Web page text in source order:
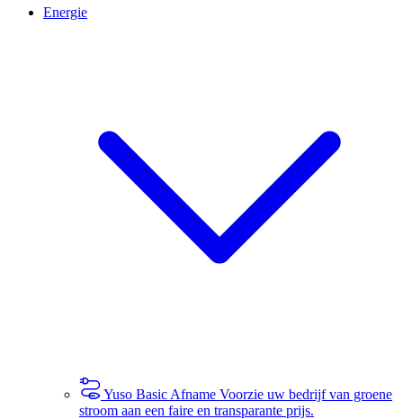
Energie
Yuso Basic Afname Voorzie uw bedrijf van groene
stroom aan een faire en transparante prijs.